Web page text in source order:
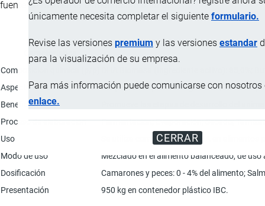
únicamente necesita completar el siguiente formulario.
Revise las versiones premium y las versiones estandar
para la visualización de su empresa.
Para más información puede comunicarse con nosotros
enlace.
CERRAR
fuente de DHA en la alimentación animal.
Característica
Composición química (p/p)
Aspecto físico
Suspensión líquida de alga seca
Beneficios
Proceso de elaboración
Fermentación; Evaporación; Secado;
Uso
Se utiliza como fuente de DHA en
Modo de uso
Mezclado en el alimento balanceado, de
Dosificación
Camarones y peces: 0 - 4% del alimento;
Presentación
950 kg en contenedor plástico IBC.